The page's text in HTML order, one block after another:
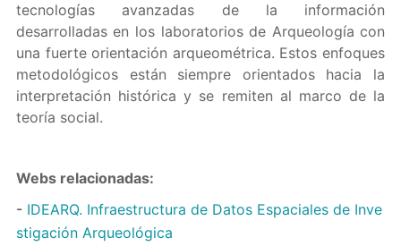
tecnologías avanzadas de la información
desarrolladas en los laboratorios de Arqueología con
una fuerte orientación arqueométrica. Estos enfoques
metodológicos están siempre orientados hacia la
interpretación histórica y se remiten al marco de la
teoría social.
Webs relacionadas:
- IDEARQ. Infraestructura de Datos Espaciales de Inve
stigación Arqueológica